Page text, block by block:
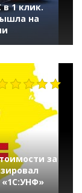
1 клик.
на
за